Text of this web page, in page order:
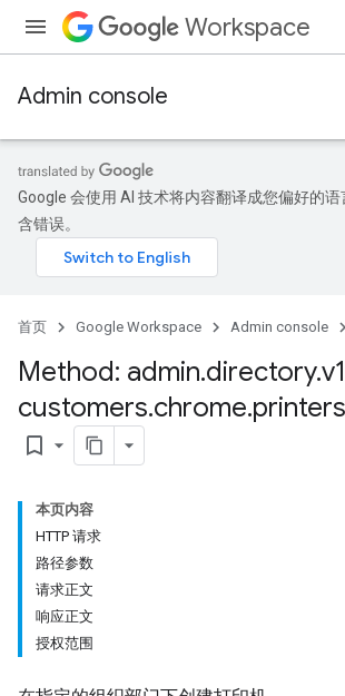
Workspace
Admin console
Google 会使用 AI 技术将内容翻译成您偏好的
含错误。
首页 Google Workspace Admin console
Method: admin.directory.v1
customers.chrome.printers
bookmark_border
本页内容
HTTP 请求
路径参数
请求正文
响应正文
授权范围